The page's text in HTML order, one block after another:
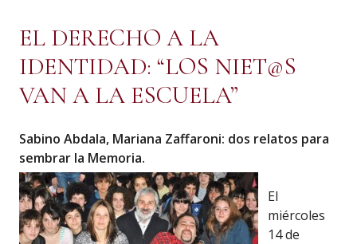
EL DERECHO A LA
IDENTIDAD: “LOS NIET@S
VAN A LA ESCUELA”
Sabino Abdala, Mariana Zaffaroni: dos relatos para
sembrar la Memoria.
El
miércoles
14 de